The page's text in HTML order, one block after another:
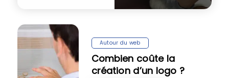
Autour du web
Combien coûte la
création d’un logo ?